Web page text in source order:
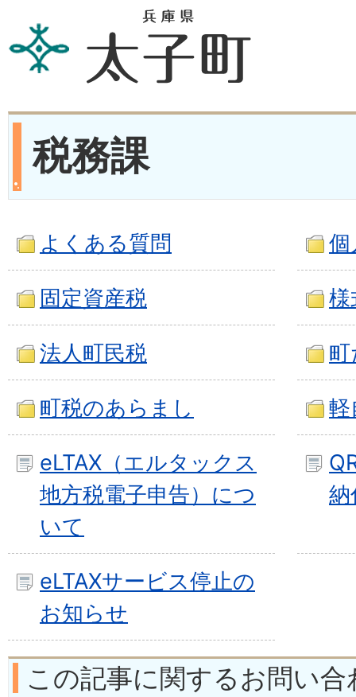
税務課
よくある質問 個
固定資産税 様
法人町民税
町税のあらまし 軽
eLTAX（エルタックス
地方税電子申告）につ
いて
納
eLTAXサービス停止の
お知らせ
この記事に関するお問い合